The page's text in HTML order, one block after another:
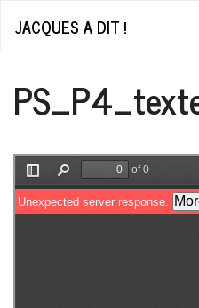
JACQUES A DIT !